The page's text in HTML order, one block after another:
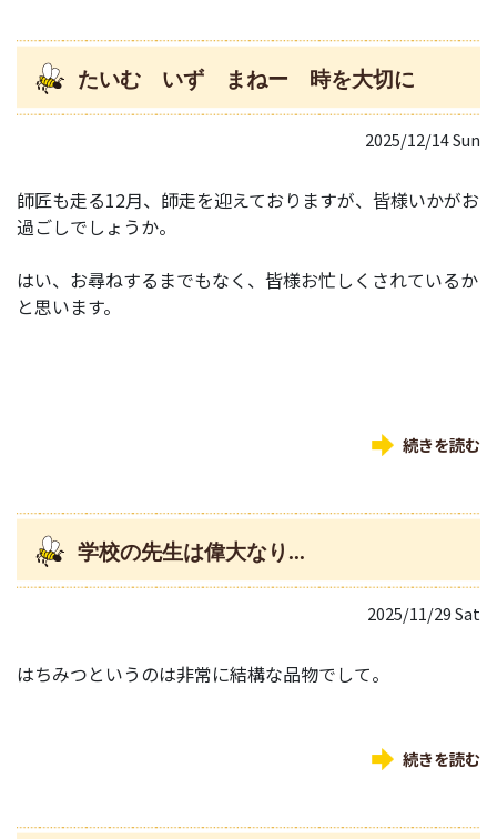
たいむ いず まねー 時を大切に
2025/12/14 Sun
師匠も走る12月、師走を迎えておりますが、皆様いかがお
過ごしでしょうか。
はい、お尋ねするまでもなく、皆様お忙しくされているか
と思います。
続きを読む
学校の先生は偉大なり...
2025/11/29 Sat
はちみつというのは非常に結構な品物でして。
続きを読む